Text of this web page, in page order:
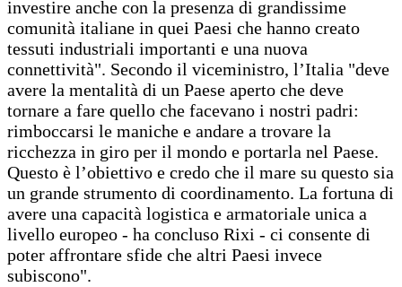
investire anche con la presenza di grandissime
comunità italiane in quei Paesi che hanno creato
tessuti industriali importanti e una nuova
connettività". Secondo il viceministro, l’Italia "deve
avere la mentalità di un Paese aperto che deve
tornare a fare quello che facevano i nostri padri:
rimboccarsi le maniche e andare a trovare la
ricchezza in giro per il mondo e portarla nel Paese.
Questo è l’obiettivo e credo che il mare su questo sia
un grande strumento di coordinamento. La fortuna di
avere una capacità logistica e armatoriale unica a
livello europeo - ha concluso Rixi - ci consente di
poter affrontare sfide che altri Paesi invece
subiscono".